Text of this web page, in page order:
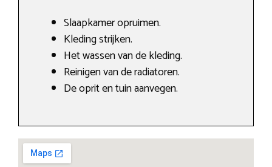
Slaapkamer opruimen.
Kleding strijken.
Het wassen van de kleding.
Reinigen van de radiatoren.
De oprit en tuin aanvegen.